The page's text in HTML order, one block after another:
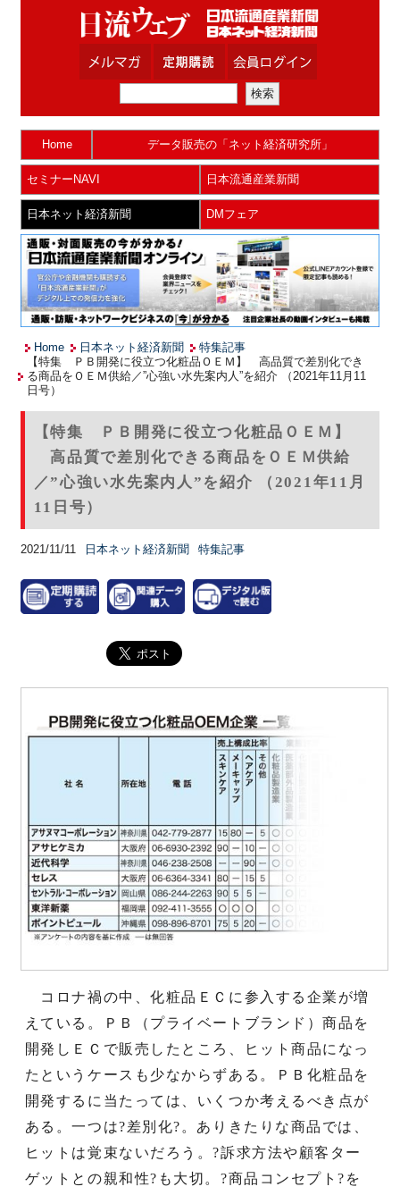
Home データ販売の「ネット経済研究所」
セミナーNAVI 日本流通産業新聞
日本ネット経済新聞 DMフェア
Home 日本ネット経済新聞
特集記事
【特集 ＰＢ開発に役立つ化粧品ＯＥＭ】 高品質で差別化でき
る商品をＯＥＭ供給／”心強い水先案内人”を紹介 （2021年11月11
日号）
【特集 ＰＢ開発に役立つ化粧品ＯＥＭ】
高品質で差別化できる商品をＯＥＭ供給
／”心強い水先案内人”を紹介 （2021年11月
11日号）
2021/11/11 日本ネット経済新聞 特集記事
コロナ禍の中、化粧品ＥＣに参入する企業が増
えている。ＰＢ（プライベートブランド）商品を
開発しＥＣで販売したところ、ヒット商品になっ
たというケースも少なからずある。ＰＢ化粧品を
開発するに当たっては、いくつか考えるべき点が
ある。一つは?差別化?。ありきたりな商品では、
ヒットは覚束ないだろう。?訴求方法や顧客ター
ゲットとの親和性?も大切。?商品コンセプト?を